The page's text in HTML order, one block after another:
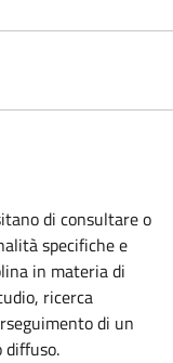
di consultare o
specifiche e
in materia di
ricerca
di un
diffuso.